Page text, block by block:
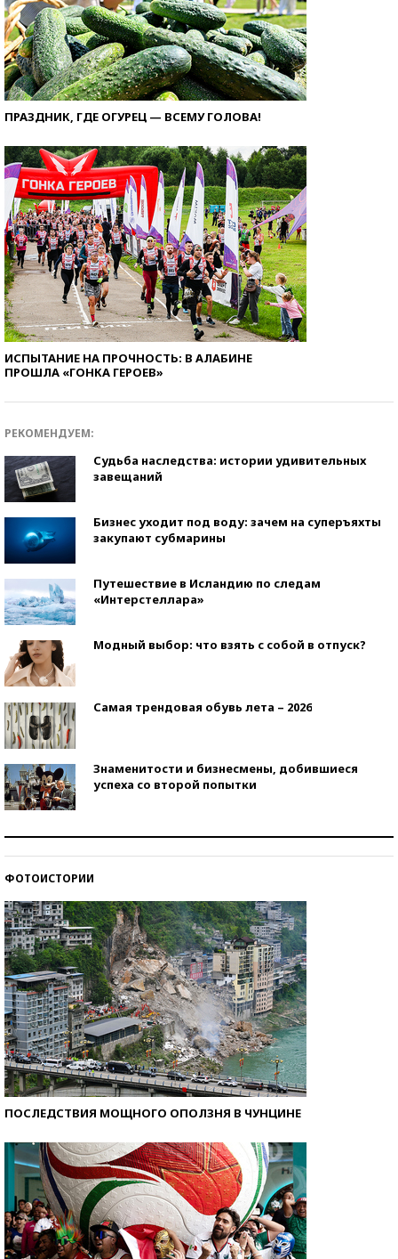
ПРАЗДНИК, ГДЕ ОГУРЕЦ — ВСЕМУ ГОЛОВА!
ИСПЫТАНИЕ НА ПРОЧНОСТЬ: В АЛАБИНЕ
ПРОШЛА «ГОНКА ГЕРОЕВ»
РЕКОМЕНДУЕМ:
Судьба наследства: истории удивительных
завещаний
Бизнес уходит под воду: зачем на суперъяхты
закупают субмарины
Путешествие в Исландию по следам
«Интерстеллара»
Модный выбор: что взять с собой в отпуск?
Самая трендовая обувь лета – 2026
Знаменитости и бизнесмены, добившиеся
успеха со второй попытки
ФОТОИСТОРИИ
ПОСЛЕДСТВИЯ МОЩНОГО ОПОЛЗНЯ В ЧУНЦИНЕ